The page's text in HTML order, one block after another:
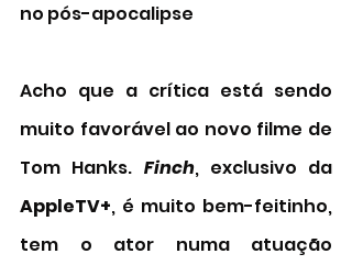
no pós-apocalipse
Acho que a crítica está sendo
muito favorável ao novo filme de
Tom Hanks. Finch
AppleTV+, é muito bem-feitinho,
tem o ator numa atuação